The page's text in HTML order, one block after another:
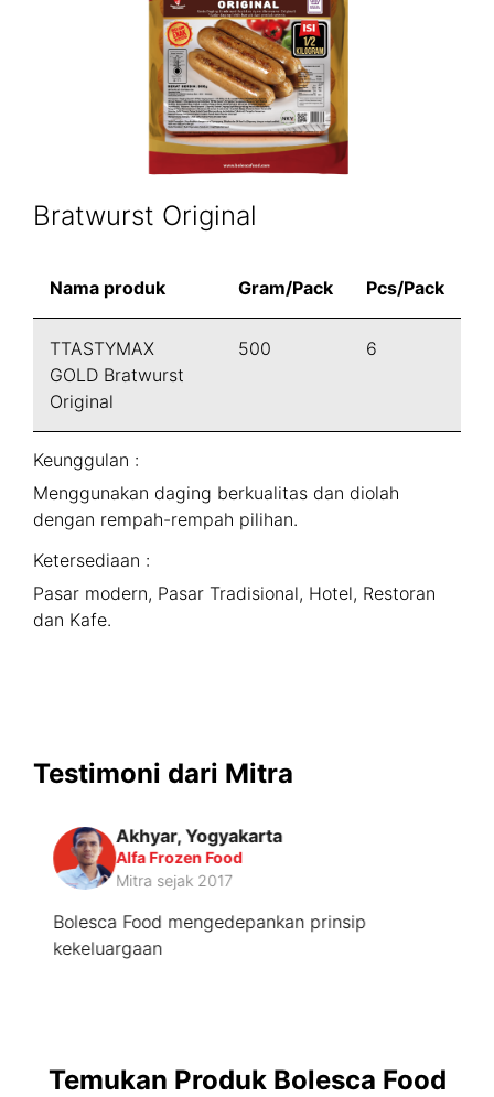
Bratwurst Original
Nama produk Gram/Pack Pcs/Pack
TTASTYMAX
GOLD Bratwurst
Original
500 6
Keunggulan :
Menggunakan daging berkualitas dan diolah
dengan rempah-rempah pilihan.
Ketersediaan :
Pasar modern, Pasar Tradisional, Hotel, Restoran
dan Kafe.
Testimoni dari Mitra
Akhyar, Yogyakarta
Alfa Frozen Food
Mitra sejak 2017
Bolesca Food mengedepankan prinsip
kekeluargaan
Temukan Produk Bolesca Food